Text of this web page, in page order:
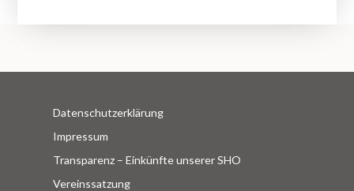
Datenschutzerklärung
Impressum
Transparenz – Einkünfte unserer SHO
Vereinssatzung